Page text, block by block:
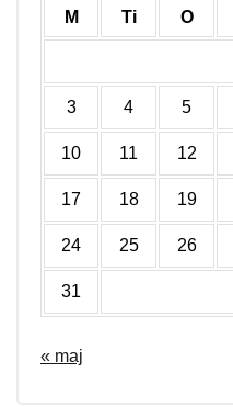
M
Ti O
3 4 5
10 11 12
17 18 19
24 25 26
31
« maj